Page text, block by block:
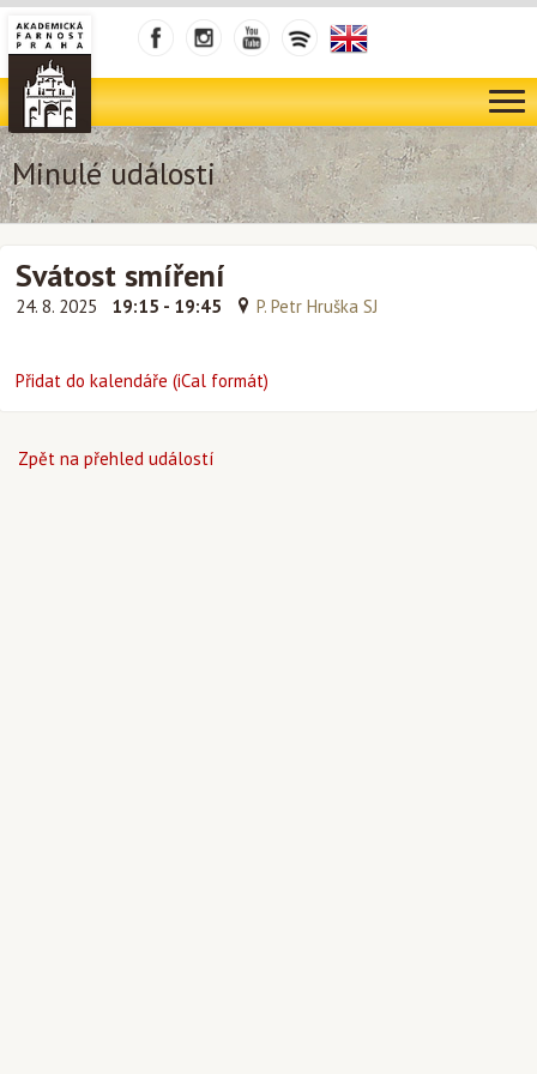
Minulé události
Svátost smíření
24. 8. 2025 19:15 - 19:45 P. Petr Hruška SJ
Přidat do kalendáře (iCal formát)
Zpět na přehled událostí